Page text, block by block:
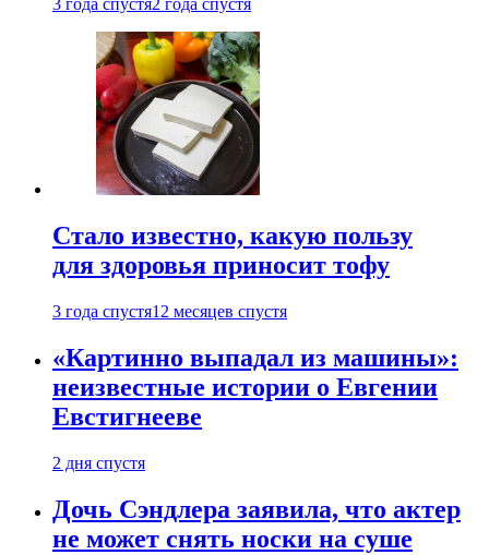
3 года спустя2 года спустя
Стало известно, какую пользу
для здоровья приносит тофу
3 года спустя12 месяцев спустя
«Картинно выпадал из машины»:
неизвестные истории о Евгении
Евстигнееве
2 дня спустя
Дочь Сэндлера заявила, что актер
не может снять носки на суше